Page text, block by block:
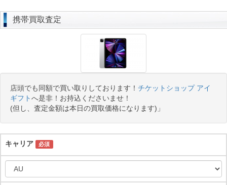
携帯買取査定
店頭でも同額で買い取りしております！ チケットショップ アイ
ギフトへ是非！お持込くださいませ！
(但し、査定金額は本日の買取価格になります)」
キャリア 必須